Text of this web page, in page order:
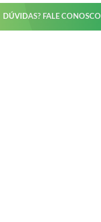
DÚVIDAS? FALE CONOSCO